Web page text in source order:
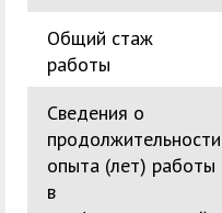
Общий стаж
работы
Сведения о
продолжительности
опыта (лет) работы
в